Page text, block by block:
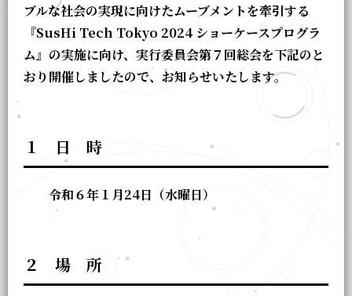
ブルな社会の実現に向けたムーブメントを牽引する
『SusHi Tech Tokyo 2024 ショーケースプログラ
ム』の実施に向け、実行委員会第７回総会を下記のと
おり開催しましたので、お知らせいたします。
１ 日 時
令和６年１月24日（水曜日）
２ 場 所